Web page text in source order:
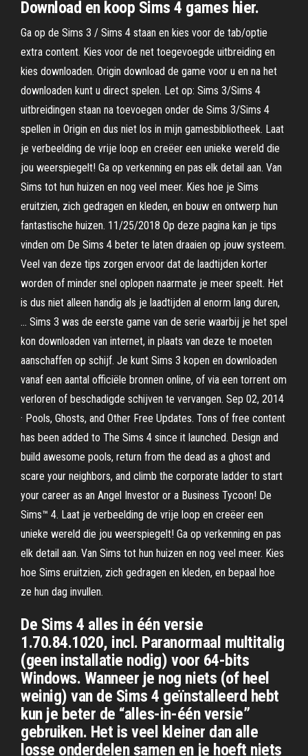
Download en koop Sims 4 games hier.
Ga op de Sims 3 / Sims 4 staan en kies voor de tab/optie
extra content. Kies voor de net toegevoegde uitbreiding en
kies downloaden. Origin download de game voor u en na het
downloaden kunt u direct spelen. Let op: Sims 3/Sims 4
uitbreidingen staan na toevoegen onder de Sims 3/Sims 4
spellen in Origin en dus niet los in mijn gamesbibliotheek. Laat
je verbeelding de vrije loop en creëer een unieke wereld die
jou weerspiegelt! Ga op verkenning en pas elk detail aan. Van
Sims tot hun huizen en nog veel meer. Kies hoe je Sims
eruitzien, zich gedragen en kleden, en bouw en ontwerp hun
fantastische huizen. 11/25/2018 Op deze pagina kan je tips
vinden om De Sims 4 beter te laten draaien op jouw systeem.
Veel van deze tips zorgen ervoor dat de laadtijden korter
worden of minder snel oplopen naarmate je meer speelt. Het
is dus niet alleen handig als je laadtijden al enorm lang duren,
… Sims 3 was de eerste game van de serie waarbij je het spel
kon downloaden van internet, in plaats van deze te moeten
aanschaffen op schijf. Je kunt Sims 3 kopen en downloaden
vanaf een aantal officiële bronnen online, of via een torrent om
verloren of beschadigde schijven te vervangen. Sep 02, 2014
· Pools, Ghosts, and Other Free Updates. Tons of free content
has been added to The Sims 4 since it launched. Design and
build awesome pools, return from the dead as a ghost and
scare your neighbors, and climb the corporate ladder to start
your career as an Angel Investor or a Business Tycoon! De
Sims™ 4. Laat je verbeelding de vrije loop en creëer een
unieke wereld die jou weerspiegelt! Ga op verkenning en pas
elk detail aan. Van Sims tot hun huizen en nog veel meer. Kies
hoe Sims eruitzien, zich gedragen en kleden, en bepaal hoe
ze hun dag invullen.
De Sims 4 alles in één versie
1.70.84.1020, incl. Paranormaal multitalig
(geen installatie nodig) voor 64-bits
Windows. Wanneer je nog niets (of heel
weinig) van de Sims 4 geïnstalleerd hebt
kun je beter de “alles-in-één versie”
gebruiken. Het is veel kleiner dan alle
losse onderdelen samen en je hoeft niets